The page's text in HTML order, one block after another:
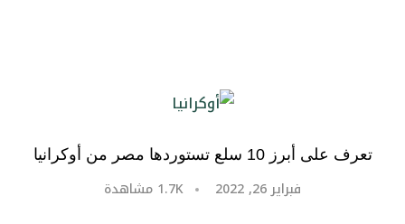
تعرف على أبرز 10 سلع تستوردها مصر من أوكرانيا
فبراير 26, 2022 1.7K مشاهدة